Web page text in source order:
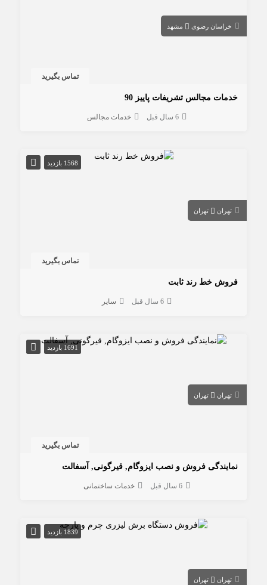
خراسان رضوی مشهد
تماس بگیرید
خدمات مجالس تشریفات پاییز 90
6 سال قبل خدمات مجالس
1568 بازدید
تهران تهران
تماس بگیرید
فروش خط رند ثابت
6 سال قبل سایر
1691 بازدید
تهران تهران
تماس بگیرید
نمایندگی فروش و نصب ایزوگام, قیرگونی, آسفالت
6 سال قبل خدمات ساختمانی
1839 بازدید
تهران تهران